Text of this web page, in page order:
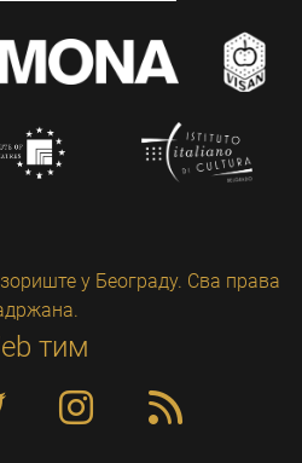
у Београду. Сва права
тим